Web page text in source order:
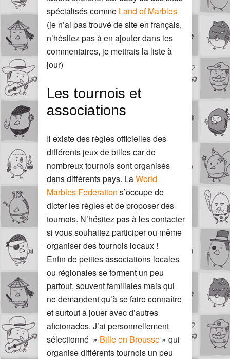
spécialisés comme Land of Marbles
(je n’ai pas trouvé de site en français,
n’hésitez pas à en ajouter dans les
commentaires, je mettrais la liste à
jour)
Les tournois et
associations
Il existe des règles officielles des
différents jeux de billes car de
nombreux tournois sont organisés
dans différents pays. LaWorld
Marbles Federation s’occupe de
dicter les règles et de proposer des
tournois. N’hésitez pas à les contacter
si vous souhaitez participer ou même
organiser des tournois locaux !
Enfin de petites associations locales
ou régionales se forment un peu
partout, souvent familiales mais qui
ne demandent qu’à se faire connaître
et surtout à jouer avec d’autres
aficionados. J’ai personnellement
sélectionné » Bille en Brousse » qui
organise différents tournois un peu